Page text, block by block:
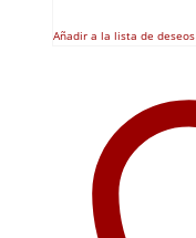
Añadir a la lista de deseos